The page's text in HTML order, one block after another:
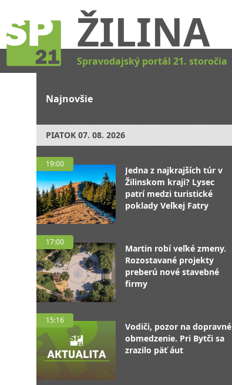
ŽILINA
Spravodajský portál 21. storočia
Najnovšie
PIATOK 07. 08. 2026
19:00
Jedna z najkrajších túr v
Žilinskom kraji? Lysec
patrí medzi turistické
poklady Veľkej Fatry
17:00
Martin robí veľké zmeny.
Rozostavané projekty
preberú nové stavebné
firmy
15:16
Vodiči, pozor na dopravné
obmedzenie. Pri Bytči sa
zrazilo päť áut